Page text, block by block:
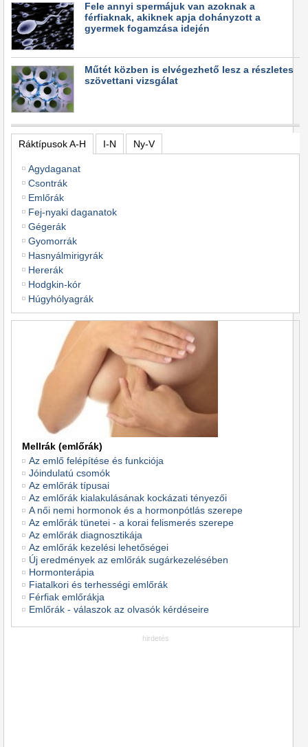
Fele annyi spermájuk van azoknak a
férfiaknak, akiknek apja dohányzott a
gyermek fogamzása idején
Műtét közben is elvégezhető lesz a részletes
szövettani vizsgálat
Ráktípusok A-H I-N Ny-V
Agydaganat
Csontrák
Emlőrák
Fej-nyaki daganatok
Gégerák
Gyomorrák
Hasnyálmirigyrák
Hererák
Hodgkin-kór
Húgyhólyagrák
Mellrák (emlőrák)
Az emlő felépítése és funkciója
Jóindulatú csomók
Az emlőrák típusai
Az emlőrák kialakulásának kockázati tényezői
A női nemi hormonok és a hormonpótlás szerepe
Az emlőrák tünetei - a korai felismerés szerepe
Az emlőrák diagnosztikája
Az emlőrák kezelési lehetőségei
Új eredmények az emlőrák sugárkezelésében
Hormonterápia
Fiatalkori és terhességi emlőrák
Férfiak emlőrákja
Emlőrák - válaszok az olvasók kérdéseire
hirdetés